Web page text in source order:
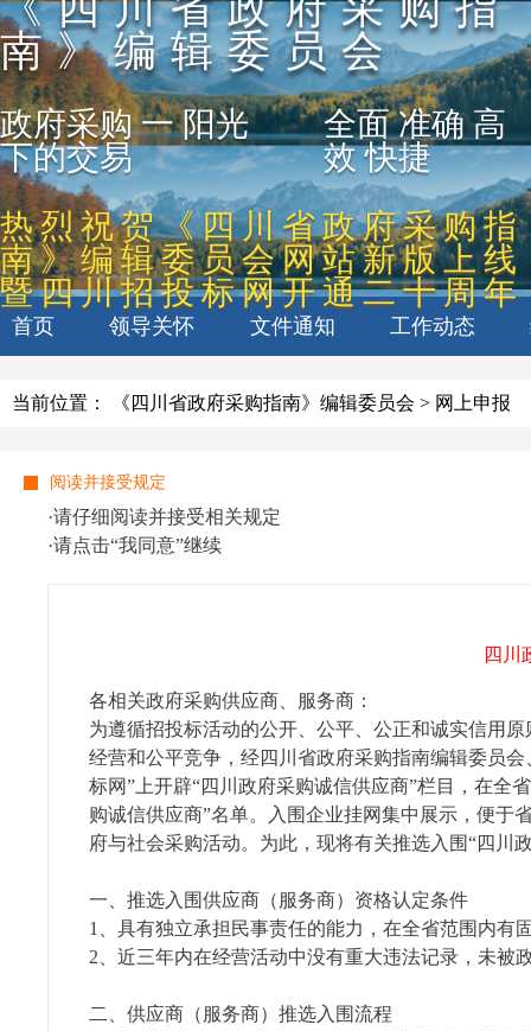
南》编辑委员会
政府采购 一 阳光
下的交易
全面 准确 高
效 快捷
热烈祝贺《四川省政府采购指
南》编辑委员会网站新版上线
暨四川招投标网开通二十周年
首页 领导关怀 文件通知 工作动态
当前位置： 《四川省政府采购指南》编辑委员会 > 网上申报
阅读并接受规定
·请仔细阅读并接受相关规定
·请点击“我同意”继续
四川
各相关政府采购供应商、服务商：
为遵循招投标活动的公开、公平、公正和诚实信用
经营和公平竞争，经四川省政府采购指南编辑委员
标网”上开辟“四川政府采购诚信供应商”栏目，在全
购诚信供应商”名单。入围企业挂网集中展示，便于
府与社会采购活动。为此，现将有关推选入围“四川
一、推选入围供应商（服务商）资格认定条件
1、具有独立承担民事责任的能力，在全省范围内
2、近三年内在经营活动中没有重大违法记录，未
二、供应商（服务商）推选入围流程